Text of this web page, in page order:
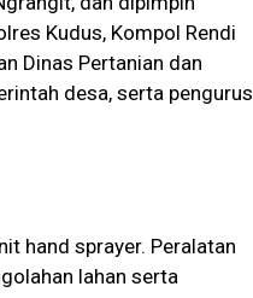
Kudus, Kompol Rendi
Dinas Pertanian dan
desa, serta pengurus
hand sprayer. Peralatan
lahan serta